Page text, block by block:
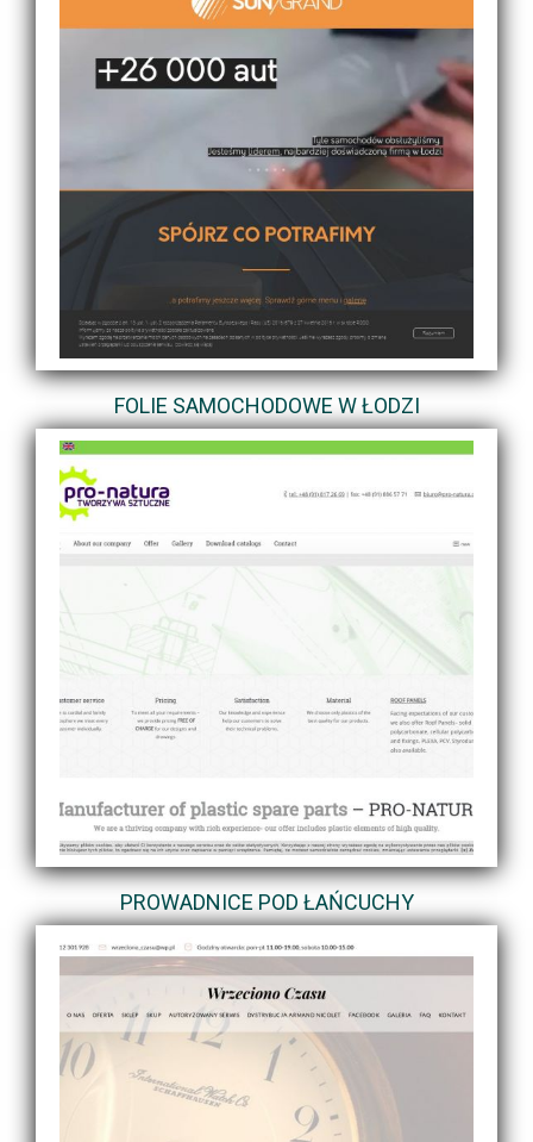
FOLIE SAMOCHODOWE W ŁODZI
PROWADNICE POD ŁAŃCUCHY